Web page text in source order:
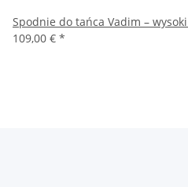
Spodnie do tańca Vadim –
109,00 € *